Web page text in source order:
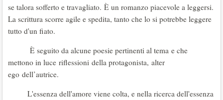
se talora sofferto e travagliato. È un romanzo piacevole a leggersi.
La scrittura scorre agile e spedita, tanto che lo si potrebbe leggere
tutto d'un fiato.
È seguito da alcune poesie pertinenti al tema e che
mettono in luce riflessioni della protagonista, alter
ego dell’autrice.
L'essenza dell'amore viene colta, e nella ricerca dell'essenza